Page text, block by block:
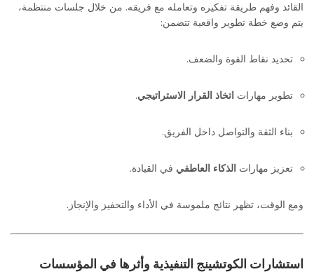
القائد وفهم طريقة تفكيره وتعامله مع فريقه. من خلال جلسات منتظمة،
يتم وضع خطة تطوير واقعية تتضمن:
تحديد نقاط القوة والضعف.
تطوير مهارات اتخاذ القرار الاستراتيجي.
بناء الثقة والتواصل داخل الفريق.
تعزيز مهارات الذكاء العاطفي في القيادة.
ومع الوقت، تظهر نتائج ملموسة في الأداء والتحفيز والإنجاز.
استشارات الكوتشينج التنفيذية وأثرها في المؤسسات